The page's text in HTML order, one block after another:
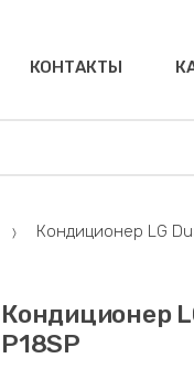
КОНТАКТЫ
Кондиционер LG
Кондиционер
P18SP